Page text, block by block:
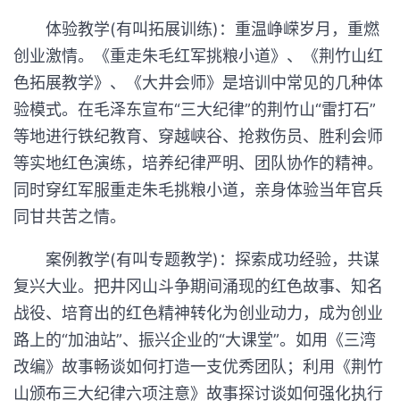
体验教学(有叫拓展训练)：重温峥嵘岁月，重燃
创业激情。《重走朱毛红军挑粮小道》、《荆竹山红
色拓展教学》、《大井会师》是培训中常见的几种体
验模式。在毛泽东宣布“三大纪律”的荆竹山“雷打石”
等地进行铁纪教育、穿越峡谷、抢救伤员、胜利会师
等实地红色演练，培养纪律严明、团队协作的精神。
同时穿红军服重走朱毛挑粮小道，亲身体验当年官兵
同甘共苦之情。
案例教学(有叫专题教学)：探索成功经验，共谋
复兴大业。把井冈山斗争期间涌现的红色故事、知名
战役、培育出的红色精神转化为创业动力，成为创业
路上的“加油站”、振兴企业的“大课堂”。如用《三湾
改编》故事畅谈如何打造一支优秀团队；利用《荆竹
山颁布三大纪律六项注意》故事探讨谈如何强化执行